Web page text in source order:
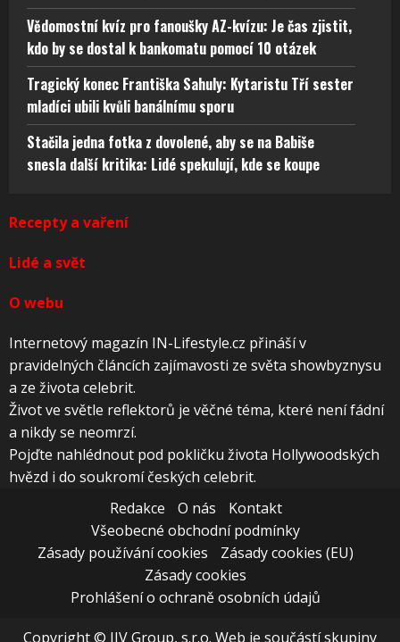
Vědomostní kvíz pro fanoušky AZ-kvízu: Je čas zjistit,
kdo by se dostal k bankomatu pomocí 10 otázek
Tragický konec Františka Sahuly: Kytaristu Tří sester
mladíci ubili kvůli banálnímu sporu
Stačila jedna fotka z dovolené, aby se na Babiše
snesla další kritika: Lidé spekulují, kde se koupe
Recepty a vaření
Lidé a svět
O webu
Internetový magazín IN-Lifestyle.cz přináší v
pravidelných článcích zajímavosti ze světa showbyznysu
a ze života celebrit.
Život ve světle reflektorů je věčné téma, které není fádní
a nikdy se neomrzí.
Pojďte nahlédnout pod pokličku života Hollywoodských
hvězd i do soukromí českých celebrit.
Redakce
O nás
Kontakt
Všeobecné obchodní podmínky
Zásady používání cookies
Zásady cookies (EU)
Zásady cookies
Prohlášení o ochraně osobních údajů
Copyright © JJV Group, s.r.o. Web je součástí skupiny